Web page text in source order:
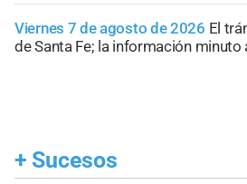
Viernes 7 de agosto de 2026 El
de Santa Fe; la información minuto
+ Sucesos